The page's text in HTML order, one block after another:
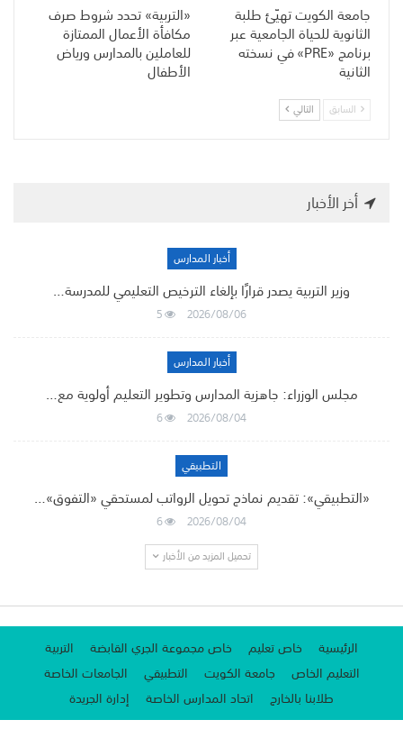
جامعة الكويت تهيّئ طلبة
الثانوية للحياة الجامعية عبر
برنامج «PRE» في نسخته
الثانية
«التربية» تحدد شروط صرف
مكافأة الأعمال الممتازة
للعاملين بالمدارس ورياض
الأطفال
السابق التالي
أخر الأخبار
أخبار المدارس
وزير التربية يصدر قرارًا بإلغاء الترخيص التعليمي للمدرسة…
2026/08/06
5
أخبار المدارس
مجلس الوزراء: جاهزية المدارس وتطوير التعليم أولوية مع…
2026/08/04
6
التطبيقي
«التطبيقي»: تقديم نماذج تحويل الرواتب لمستحقي «التفوق»…
2026/08/04
6
تحميل المزيد من الأخبار
الرئيسية خاص تعليم خاص مجموعة الجري القابضة
التربية
التعليم الخاص
جامعة الكويت التطبيقي
الجامعات الخاصة
طلابنا بالخارج
اتحاد المدارس الخاصة إدارة الجريدة